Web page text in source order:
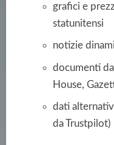
grafici e
statunitensi
notizie
documenti
House,
dati
da Trustpilot)